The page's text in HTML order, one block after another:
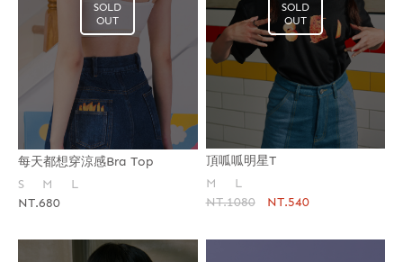
SOLD
OUT
每天都想穿涼感Bra Top
S
M
L
NT.680
SOLD
OUT
頂呱呱明星T
M
L
NT.1080
NT.540